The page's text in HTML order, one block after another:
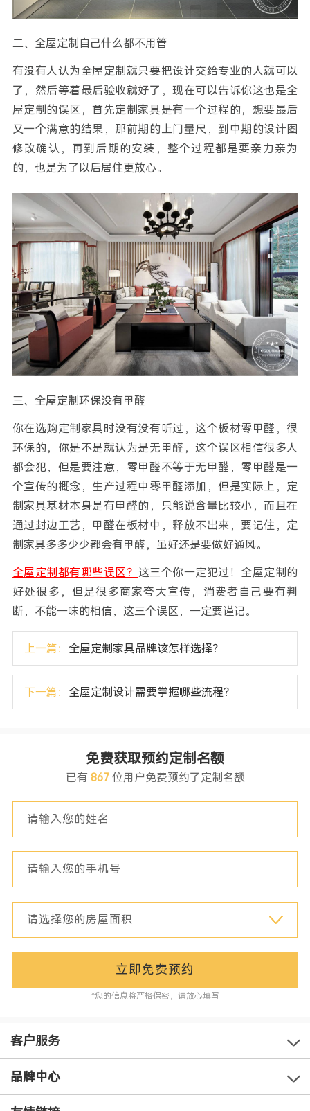
二、全屋定制自己什么都不用管
有没有人认为全屋定制就只要把设计交给专业的人就可以
了，然后等着最后验收就好了，现在可以告诉你这也是全
屋定制的误区，首先定制家具是有一个过程的，想要最后
又一个满意的结果，那前期的上门量尺，到中期的设计图
修改确认，再到后期的安装，整个过程都是要亲力亲为
的，也是为了以后居住更放心。
三、全屋定制环保没有甲醛
你在选购定制家具时没有没有听过，这个板材零甲醛，很
环保的，你是不是就认为是无甲醛，这个误区相信很多人
都会犯，但是要注意，零甲醛不等于无甲醛，零甲醛是一
个宣传的概念，生产过程中零甲醛添加，但是实际上，定
制家具基材本身是有甲醛的，只能说含量比较小，而且在
通过封边工艺，甲醛在板材中，释放不出来，要记住，定
制家具多多少少都会有甲醛，虽好还是要做好通风。
全屋定制都有哪些误区？ 这三个你一定犯过！全屋定制的
好处很多，但是很多商家夸大宣传，消费者自己要有判
断，不能一味的相信，这三个误区，一定要谨记。
上一篇： 全屋定制家具品牌该怎样选择？
下一篇： 全屋定制设计需要掌握哪些流程？
免费获取预约定制名额
已有 867位用户免费预约了定制名额
立即免费预约
*您的信息将严格保密，请放心填写
客户服务
品牌中心